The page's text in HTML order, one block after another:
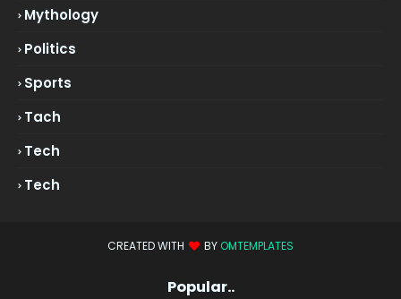
Mythology
Politics
Sports
Tach
Tech
Tech
CREATED WITH BY OMTEMPLATES
Popular..